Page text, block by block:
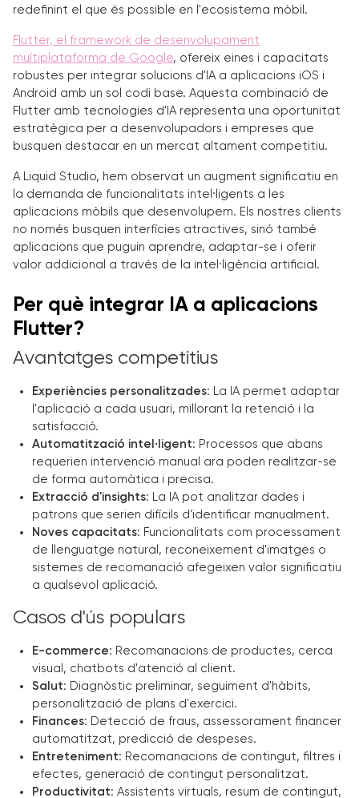
redefinint el que és possible en l'ecosistema mòbil.
Flutter, el framework de desenvolupament
multiplataforma de Google, ofereix eines i capacitats
robustes per integrar solucions d'IA a aplicacions iOS i
Android amb un sol codi base. Aquesta combinació de
Flutter amb tecnologies d'IA representa una oportunitat
estratègica per a desenvolupadors i empreses que
busquen destacar en un mercat altament competitiu.
A Liquid Studio, hem observat un augment significatiu en
la demanda de funcionalitats intel·ligents a les
aplicacions mòbils que desenvolupem. Els nostres clients
no només busquen interfícies atractives, sinó també
aplicacions que puguin aprendre, adaptar-se i oferir
valor addicional a través de la intel·ligència artificial.
Per què integrar IA a aplicacions
Flutter?
Avantatges competitius
Experiències personalitzades: La IA permet adaptar
l'aplicació a cada usuari, millorant la retenció i la
satisfacció.
Automatització intel·ligent: Processos que abans
requerien intervenció manual ara poden realitzar-se
de forma automàtica i precisa.
Extracció d'insights: La IA pot analitzar dades i
patrons que serien difícils d'identificar manualment.
Noves capacitats: Funcionalitats com processament
de llenguatge natural, reconeixement d'imatges o
sistemes de recomanació afegeixen valor significatiu
a qualsevol aplicació.
Casos d'ús populars
E-commerce: Recomanacions de productes, cerca
visual, chatbots d'atenció al client.
Salut: Diagnòstic preliminar, seguiment d'hàbits,
personalització de plans d'exercici.
Finances: Detecció de fraus, assessorament financer
automatitzat, predicció de despeses.
Entreteniment: Recomanacions de contingut, filtres i
efectes, generació de contingut personalitzat.
Productivitat: Assistents virtuals, resum de contingut,